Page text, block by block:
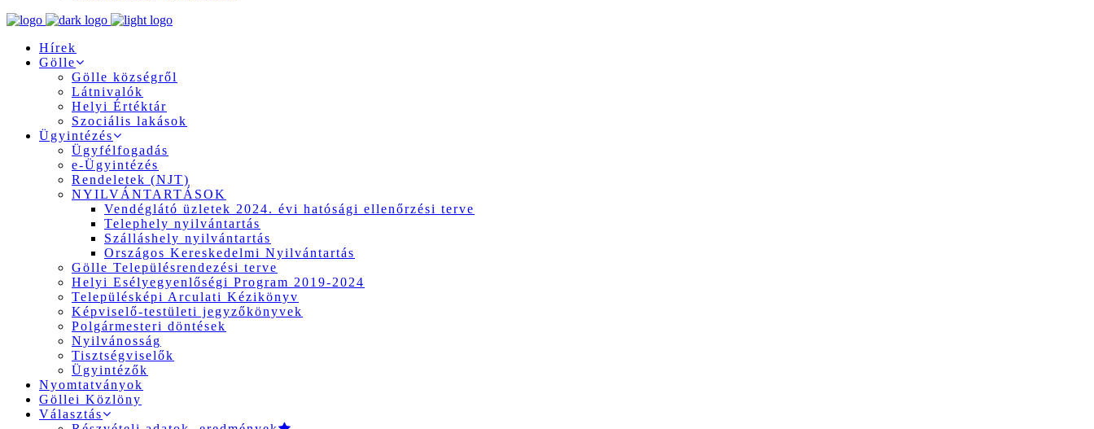
Hírek
Gölle
Gölle községről
Látnivalók
Helyi Értéktár
Szociális lakások
Ügyintézés
Ügyfélfogadás
e-Ügyintézés
Rendeletek (NJT)
NYILVÁNTARTÁSOK
Vendéglátó üzletek 2024. évi hatósági ellenőrzési terve
Telephely nyilvántartás
Szálláshely nyilvántartás
Országos Kereskedelmi Nyilvántartás
Gölle Településrendezési terve
Helyi Esélyegyenlőségi Program 2019-2024
Településképi Arculati Kézikönyv
Képviselő-testületi jegyzőkönyvek
Polgármesteri döntések
Nyilvánosság
Tisztségviselők
Ügyintézők
Nyomtatványok
Göllei Közlöny
Választás